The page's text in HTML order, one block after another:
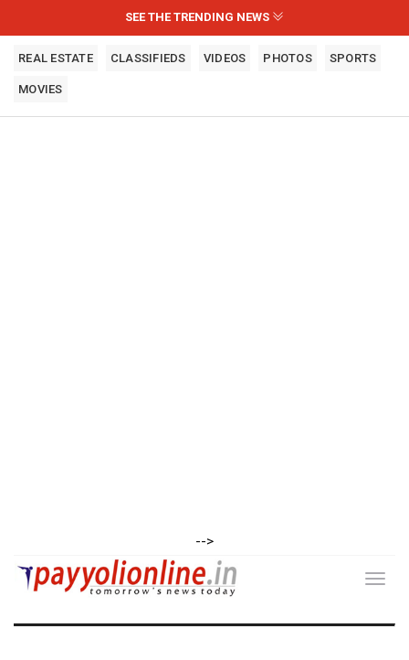
SEE THE TRENDING NEWS
REAL ESTATE CLASSIFIEDS VIDEOS PHOTOS SPORTS
MOVIES
-->